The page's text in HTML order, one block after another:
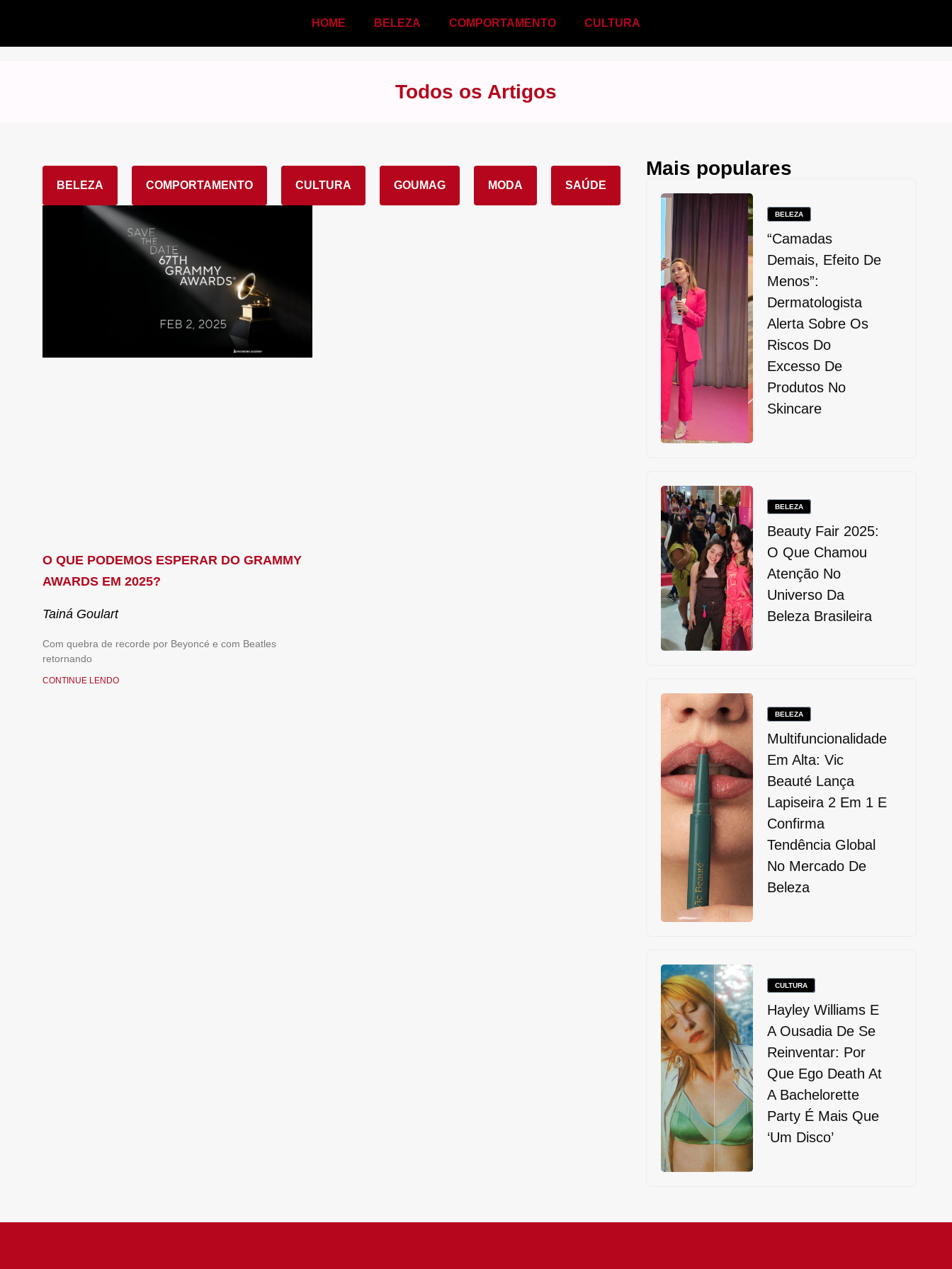
HOME BELEZA COMPORTAMENTO CULTURA
Todos os Artigos
BELEZA COMPORTAMENTO CULTURA GOUMAG MODA SAÚDE
O QUE PODEMOS ESPERAR DO GRAMMY
AWARDS EM 2025?
Tainá Goulart
Com quebra de recorde por Beyoncé e com Beatles
retornando
CONTINUE LENDO
Mais populares
BELEZA
“Camadas
Demais, Efeito De
Menos”:
Dermatologista
Alerta Sobre Os
Riscos Do
Excesso De
Produtos No
Skincare
BELEZA
Beauty Fair 2025:
O Que Chamou
Atenção No
Universo Da
Beleza Brasileira
BELEZA
Multifuncionalidade
Em Alta: Vic
Beauté Lança
Lapiseira 2 Em 1 E
Confirma
Tendência Global
No Mercado De
Beleza
CULTURA
Hayley Williams E
A Ousadia De Se
Reinventar: Por
Que Ego Death At
A Bachelorette
Party É Mais Que
‘um Disco’